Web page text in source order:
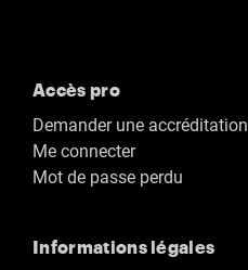
Accès pro
Demander une accréditation
Me connecter
Mot de passe perdu
Informations légales